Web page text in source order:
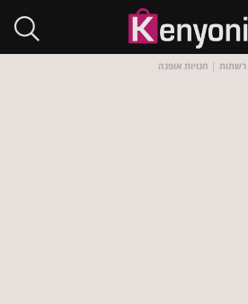
רשתות | חנויות אופנה